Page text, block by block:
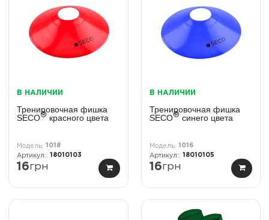
В НАЛИЧИИ
Тренировочная фишка
SECO® красного цвета
1018
18010103
16грн
В НАЛИЧИИ
Тренировочная фишка
SECO® синего цвета
1016
18010105
16грн